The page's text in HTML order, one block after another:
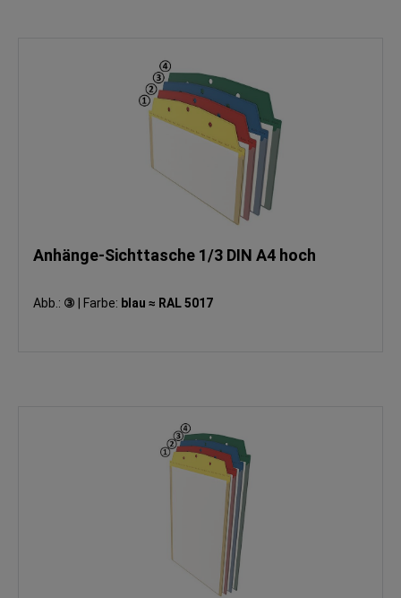
Anhänge-Sichttasche 1/3 DIN A4 hoch
Abb.: ③ Farbe: blau ≈ RAL 5017